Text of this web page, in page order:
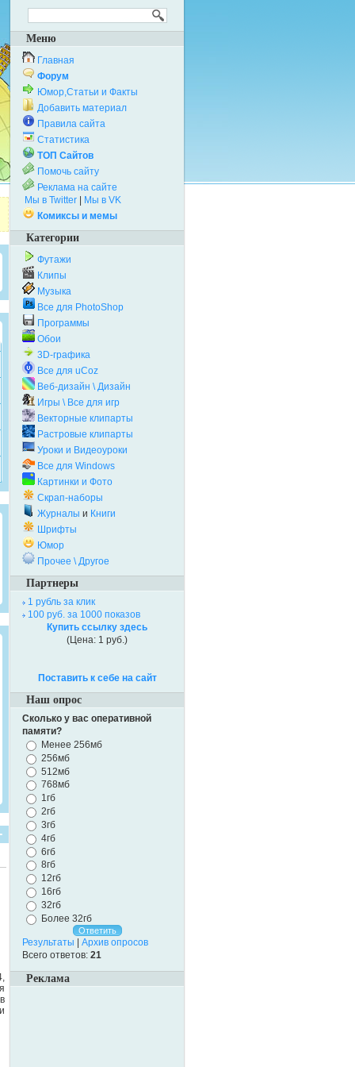
Меню
Главная
Форум
Юмор,Статьи и Факты
Добавить материал
Правила сайта
Статистика
ТОП Сайтов
Помочь сайту
Реклама на сайте
Мы в Twitter
Мы в VK
Комиксы и мемы
Категории
Футажи
Клипы
Музыка
Все для PhotoShop
Программы
Обои
3D-графика
Все для uCoz
Веб-дизайн \ Дизайн
Игры \ Все для игр
Векторные клипарты
Растровые клипарты
Уроки и Видеоуроки
Все для Windows
Картинки и Фото
Скрап-наборы
Журналы и Книги
Шрифты
Юмор
Прочее \ Другое
Партнеры
1 рубль за клик
100 руб. за 1000 показов
Купить ссылку здесь
(Цена: 1 руб.)
Поставить к себе на сайт
Наш опрос
Сколько у вас оперативной
памяти?
Менее 256мб
256мб
512мб
768мб
1гб
2гб
3гб
4гб
6гб
8гб
12гб
16гб
32гб
Более 32гб
Результаты | Архив опросов
Всего ответов: 21
Реклама